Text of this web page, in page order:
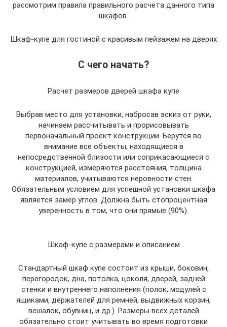
рассмотрим правила правильного расчета данного типа
шкафов.
Шкаф-купе для гостиной с красивым пейзажем на дверях
С чего начать?
Расчет размеров дверей шкафа купе
Выбрав место для установки, набросав эскиз от руки,
начинаем рассчитывать и прорисовывать
первоначальный проект конструкции. Берутся во
внимание все объекты, находящиеся в
непосредственной близости или соприкасающиеся с
конструкцией, измеряются расстояния, толщина
материалов, учитываются неровности стен.
Обязательным условием для успешной установки шкафа
является замер углов. Должна быть стопроцентная
уверенность в том, что они прямые (90%).
Шкаф-купе с размерами и описанием
Стандартный шкаф купе состоит из крыши, боковин,
перегородок, дна, потолка, цоколя, дверей, задней
стенки и внутреннего наполнения (полок, модулей с
ящиками, держателей для ремней, выдвижных корзин,
вешалок, обувниц, и др.). Размеры всех деталей
обязательно стоит учитывать во время подготовки